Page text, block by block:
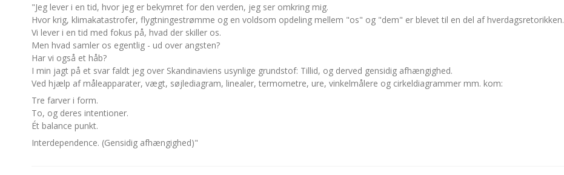
"Jeg lever i en tid, hvor jeg er bekymret for den verden, jeg ser omkring mig.
Hvor krig, klimakatastrofer, flygtningestrømme og en voldsom opdeling mellem "os" og "dem" er blevet til en del af hverdagsretorikken.
Vi lever i en tid med fokus på, hvad der skiller os.
Men hvad samler os egentlig - ud over angsten?
Har vi også et håb?
I min jagt på et svar faldt jeg over Skandinaviens usynlige grundstof: Tillid, og derved gensidig afhængighed.
Ved hjælp af måleapparater, vægt, søjlediagram, linealer, termometre, ure, vinkelmålere og cirkeldiagrammer mm. kom:
Tre farver i form.
To, og deres intentioner.
Ét balance punkt.
Interdependence. (Gensidig afhængighed)"